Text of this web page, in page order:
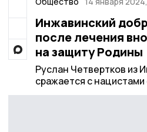
Инжавинский
после лечения
на защиту Родины
Руслан Четвертков из
сражается с нацистами